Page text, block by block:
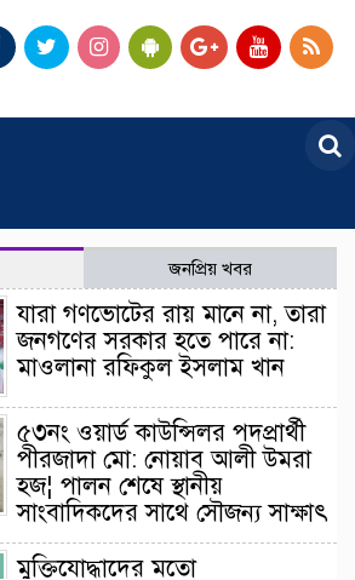
জনপ্রিয় খবর
যারা গণভোটের রায় মানে না, তারা
জনগণের সরকার হতে পারে না:
মাওলানা রফিকুল ইসলাম খান
৫৩নং ওয়ার্ড কাউন্সিলর পদপ্রার্থী
পীরজাদা মো: নোয়াব আলী উমরা
হজ¦ পালন শেষে স্থানীয়
সাংবাদিকদের সাথে সৌজন্য সাক্ষাৎ
মুক্তিযোদ্ধাদের মতো